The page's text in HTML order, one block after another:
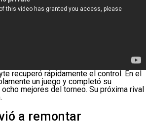
recuperó rápidamente el control. En el
un juego y completó su
mejores del torneo. Su próxima rival
a remontar